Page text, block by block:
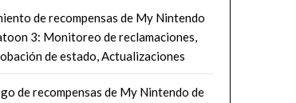
de recompensas de My Nintendo
3: Monitoreo de reclamaciones,
de estado, Actualizaciones
de recompensas de My Nintendo de